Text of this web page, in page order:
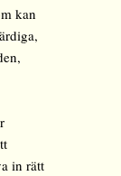
kan
in rätt